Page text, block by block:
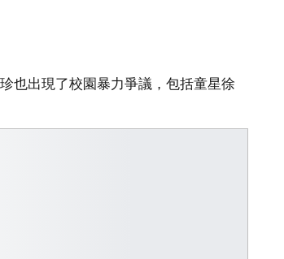
也出現了校園暴力爭議，包括童星徐